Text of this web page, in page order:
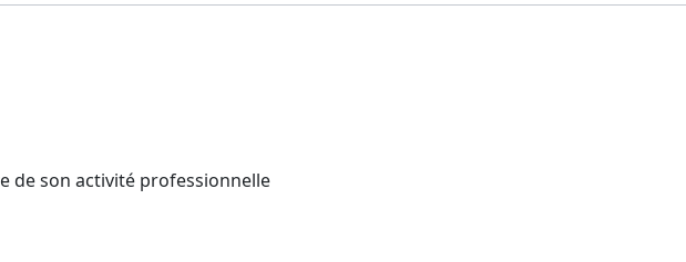
de son activité professionnelle